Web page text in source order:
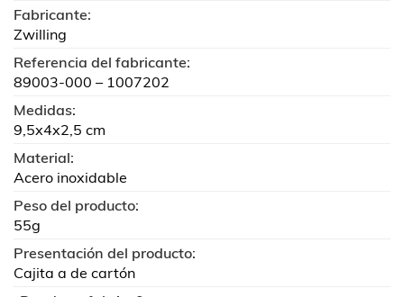
Fabricante:
Zwilling
Referencia del fabricante:
89003-000 – 1007202
Medidas:
9,5x4x2,5 cm
Material:
Acero inoxidable
Peso del producto:
55g
Presentación del producto:
Cajita a de cartón